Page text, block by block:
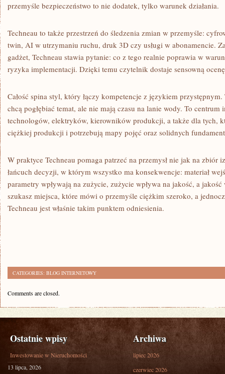
przemyśle bezpieczeństwo to nie dodatek, tylko warunek działania.
Techneau to także przestrzeń do śledzenia zmian w przemyśle:
twin, AI w utrzymaniu ruchu, druk 3D czy usługi w abonamencie.
gadżet, Techneau stawia pytanie: co z tego realnie poprawia w
ryzyka implementacji. Dzięki temu czytelnik dostaje sensowną
Całość spina styl, który łączy kompetencje z językiem
chcą pogłębiać temat, ale nie mają czasu na lanie wody. To
technologów, elektryków, kierowników produkcji, a także dla tych,
ciężkiej produkcji i potrzebują mapy pojęć oraz solidnych
W praktyce Techneau pomaga patrzeć na przemysł nie jak na zbiór
łańcuch decyzji, w którym wszystko ma konsekwencje: materiał
parametry wpływają na zużycie, zużycie wpływa na jakość, a
szukasz miejsca, które mówi o przemyśle ciężkim szeroko, a
Techneau jest właśnie takim punktem odniesienia.
CATEGORIES: BLOG INTERNETOWY
Comments are closed.
Ostatnie wpisy
Inwestowanie w Nieruchomości
13 lipca, 2026
Archiwa
lipiec 2026
czerwiec 2026